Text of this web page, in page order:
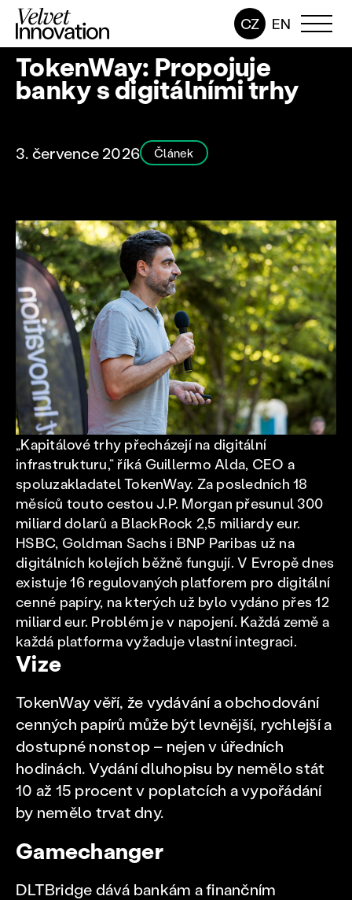
CZ EN
TokenWay: Propojuje
banky s digitálními trhy
3. července 2026 Článek
„Kapitálové trhy přecházejí na digitální
infrastrukturu,“ říká Guillermo Alda, CEO a
spoluzakladatel TokenWay. Za posledních 18
měsíců touto cestou J.P. Morgan přesunul 300
miliard dolarů a BlackRock 2,5 miliardy eur.
HSBC, Goldman Sachs i BNP Paribas už na
digitálních kolejích běžně fungují. V Evropě dnes
existuje 16 regulovaných platforem pro digitální
cenné papíry, na kterých už bylo vydáno přes 12
miliard eur. Problém je v napojení. Každá země a
každá platforma vyžaduje vlastní integraci.
Vize
TokenWay věří, že vydávání a obchodování
cenných papírů může být levnější, rychlejší a
dostupné nonstop – nejen v úředních
hodinách. Vydání dluhopisu by nemělo stát
10 až 15 procent v poplatcích a vypořádání
by nemělo trvat dny.
Gamechanger
DLTBridge dává bankám a finančním